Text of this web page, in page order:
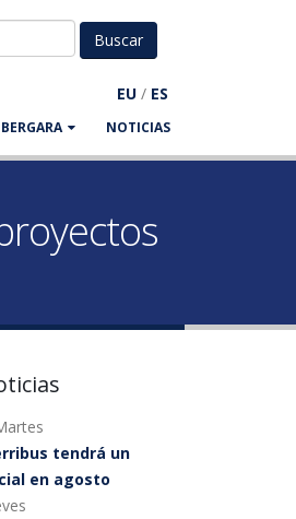
EU / ES
NOTICIAS
tendrá un
en agosto